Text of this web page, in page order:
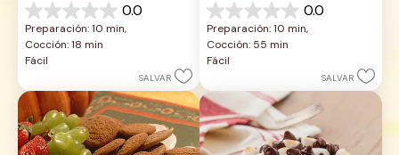
0.0
0.0
de
5
estrellas.
Preparación: 10 min,
Cocción: 18 min
Fácil
SALVAR
0.0
0.0
de
5
estrellas.
Preparación: 10 min,
Cocción: 55 min
Fácil
SALVAR